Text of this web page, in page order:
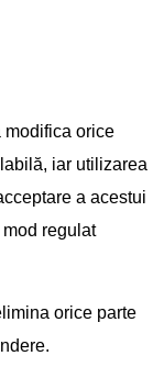
modifica orice
iar utilizarea
a acestui
regulat
orice parte